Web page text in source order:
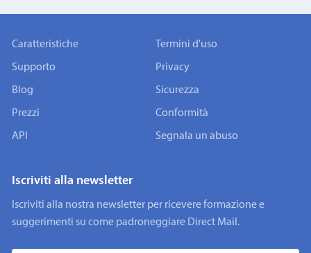
Caratteristiche
Supporto
Blog
Prezzi
API
Termini d'uso
Privacy
Sicurezza
Conformità
Segnala un abuso
Iscriviti alla newsletter
Iscriviti alla nostra newsletter per ricevere formazione e
suggerimenti su come padroneggiare Direct Mail.